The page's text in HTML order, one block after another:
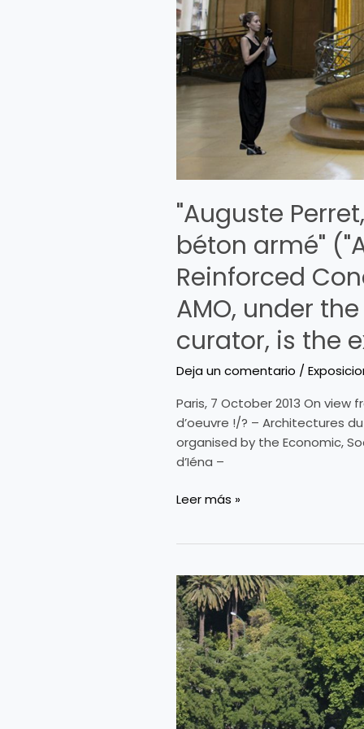
"Auguste
béton armé"
Reinforced
AMO, under
curator, is the
Deja un comentario /
Paris, 7 October 2013 On view
d’oeuvre !/? – Architectures
organised by the Economic,
d’Iéna –
Reinforced
Concrete
Buildings")
The
architectural
office
OMA
the
direction
of
Rem
Koolhaas,
the
artistic
curator,
is
exhibition
designer.
Leer más »
Terminal
de
Cruceros
del
Puerto
de
Sevilla
del